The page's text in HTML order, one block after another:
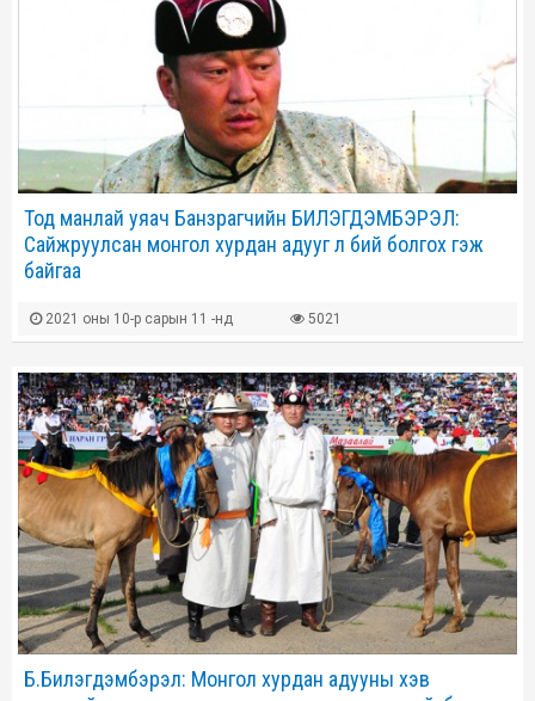
Тод манлай уяач Банзрагчийн БИЛЭГДЭМБЭРЭЛ:
Сайжруулсан монгол хурдан адууг л бий болгох гэж
байгаа
2021 оны 10-р сарын 11 -нд 5021
Б.Билэгдэмбэрэл: Монгол хурдан адууны хэв